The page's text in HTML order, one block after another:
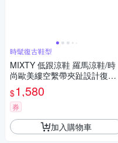
時髦復古鞋型
MIXTY 低跟涼鞋 羅馬涼鞋/時
尚歐美縷空繫帶夾趾設計復古
低跟羅馬涼鞋 米
$1,580
券
加入購物車